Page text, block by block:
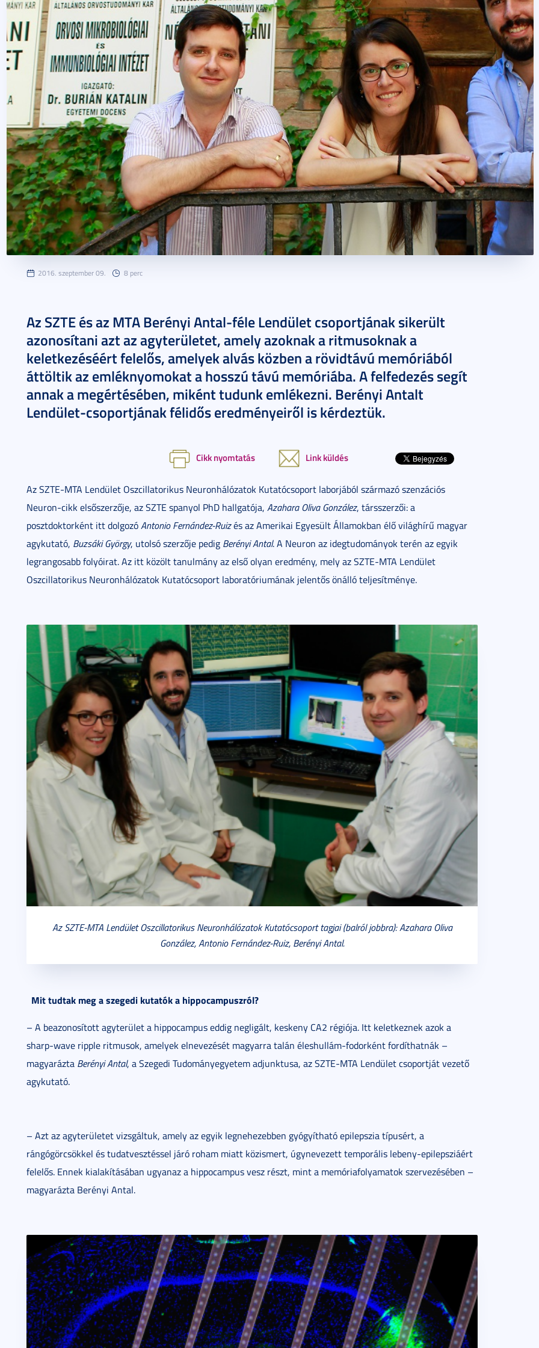
2016. szeptember 09. 8 perc
Az SZTE és az MTA Berényi Antal-féle Lendület csoportjának sikerült
azonosítani azt az agyterületet, amely azoknak a ritmusoknak a
keletkezéséért felelős, amelyek alvás közben a rövidtávú memóriából
áttöltik az emléknyomokat a hosszú távú memóriába. A felfedezés segít
annak a megértésében, miként tudunk emlékezni. Berényi Antalt
Lendület-csoportjának félidős eredményeiről is kérdeztük.
Cikk nyomtatás Link küldés
Az SZTE-MTA Lendület Oszcillatorikus Neuronhálózatok Kutatócsoport laborjából származó szenzációs
Neuron-cikk elsőszerzője, az SZTE spanyol PhD hallgatója, Azahara Oliva González, társszerzői: a
posztdoktorként itt dolgozóAntonio Fernández-Ruizés az Amerikai Egyesült Államokban élő világhírű magyar
agykutató, Buzsáki György, utolsó szerzője pedig Berényi Antal. A Neuron az idegtudományok terén az egyik
legrangosabb folyóirat. Az itt közölt tanulmány az első olyan eredmény, mely az SZTE-MTA Lendület
Oszcillatorikus Neuronhálózatok Kutatócsoport laboratóriumának jelentős önálló teljesítménye.
Az SZTE-MTA Lendület Oszcillatorikus Neuronhálózatok Kutatócsoport tagjai (balról jobbra): Azahara Oliva
González, Antonio Fernández-Ruiz, Berényi Antal.
Mit tudtak meg a szegedi kutatók a hippocampuszról?
– A beazonosított agyterület a hippocampus eddig negligált, keskeny CA2 régiója. Itt keletkeznek azok a
sharp-wave ripple ritmusok, amelyek elnevezését magyarra talán éleshullám-fodorként fordíthatnák –
magyarázta Berényi Antal, a Szegedi Tudományegyetem adjunktusa, az SZTE-MTA Lendület csoportját vezető
agykutató.
– Azt az agyterületet vizsgáltuk, amely az egyik legnehezebben gyógyítható epilepszia típusért, a
rángógörcsökkel és tudatvesztéssel járó roham miatt közismert, úgynevezett temporális lebeny-epilepsziáért
felelős. Ennek kialakításában ugyanaz a hippocampus vesz részt, mint a memóriafolyamatok szervezésében –
magyarázta Berényi Antal.